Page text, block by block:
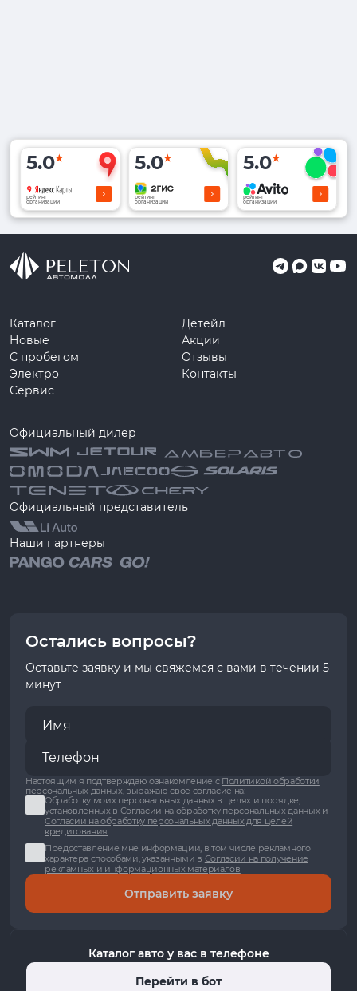
5.0
рейтинг
организации
5.0
рейтинг
организации
5.0
рейтинг
организации
Каталог
Новые
С пробегом
Электро
Сервис
Детейл
Акции
Отзывы
Контакты
Официальный дилер
Официальный представитель
Наши партнеры
Остались вопросы?
Оставьте заявку и мы свяжемся с вами в течении 5
минут
Настоящим я подтверждаю ознакомление с Политикой обработки
персональных данных, выражаю свое согласие на:
Обработку моих персональных данных в целях и порядке,
установленных в Согласии на обработку персональных данныхи
Согласии на обработку персональных данных для целей
кредитования
Предоставление мне информации, в том числе рекламного
характера способами, указанными в Согласии на получение
рекламных и информационных материалов
Отправить заявку
Каталог авто у вас в телефоне
Перейти в бот